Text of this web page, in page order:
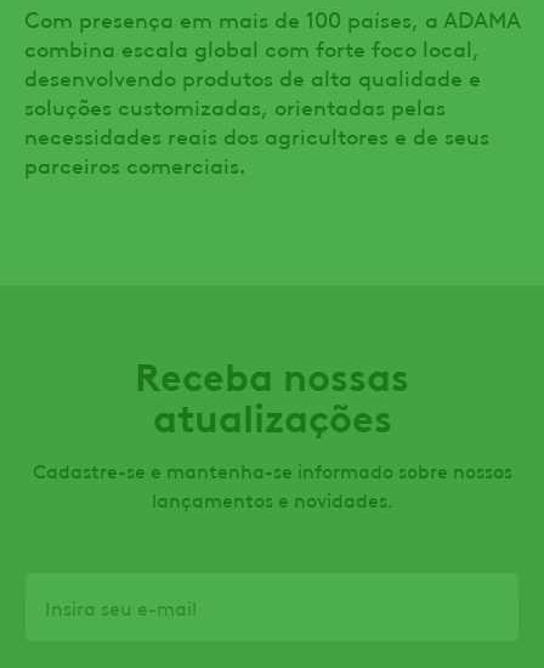
Com presença em mais de 100 países, a ADAMA
combina escala global com forte foco local,
desenvolvendo produtos de alta qualidade e
soluções customizadas, orientadas pelas
necessidades reais dos agricultores e de seus
parceiros comerciais.
Receba nossas
atualizações
Cadastre-se e mantenha-se informado sobre nossos
lançamentos e novidades.